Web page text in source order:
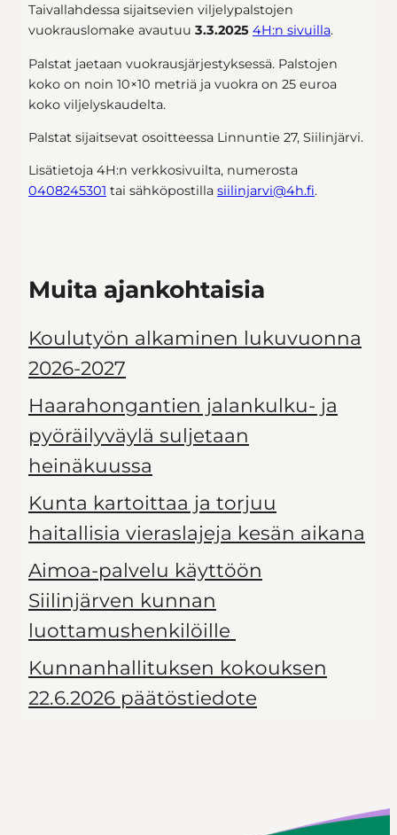
Taivallahdessa sijaitsevien viljelypalstojen
vuokrauslomake avautuu 3.3.2025 4H:n sivuilla.
Palstat jaetaan vuokrausjärjestyksessä. Palstojen
koko on noin 10×10 metriä ja vuokra on 25 euroa
koko viljelyskaudelta.
Palstat sijaitsevat osoitteessa Linnuntie 27, Siilinjärvi.
Lisätietoja 4H:n verkkosivuilta, numerosta
0408245301 tai sähköpostilla siilinjarvi@4h.fi.
Muita ajankohtaisia
Koulutyön alkaminen lukuvuonna
2026-2027
Haarahongantien jalankulku- ja
pyöräilyväylä suljetaan
heinäkuussa
Kunta kartoittaa ja torjuu
haitallisia vieraslajeja kesän aikana
Aimoa-palvelu käyttöön
Siilinjärven kunnan
luottamushenkilöille
Kunnanhallituksen kokouksen
22.6.2026 päätöstiedote